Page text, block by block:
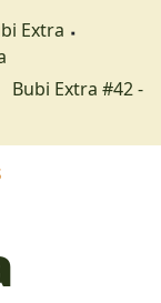
Extra
Bubi Extra #42 -